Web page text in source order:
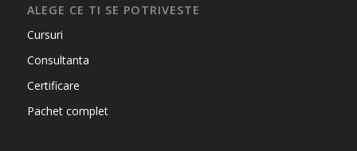
ALEGE CE TI SE POTRIVESTE
Cursuri
Consultanta
Certificare
Pachet complet